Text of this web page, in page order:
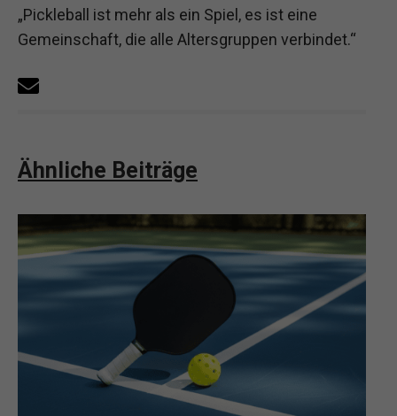
„Pickleball ist mehr als ein Spiel, es ist eine
Gemeinschaft, die alle Altersgruppen verbindet.“
Ähnliche Beiträge